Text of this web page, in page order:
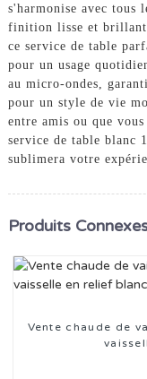
s'harmonise avec tous
finition lisse et
ce service de table
pour un usage
au micro-ondes,
pour un style de vie
entre amis ou que
service de table blanc
sublimera votre
Produits
Vente chaude de